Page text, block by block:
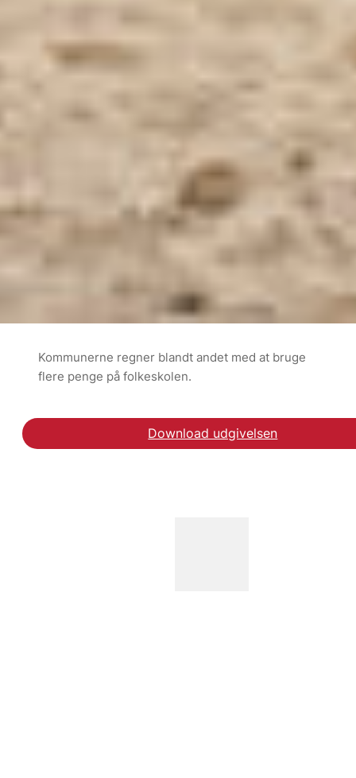
Kommunerne regner blandt andet med at bruge
flere penge på folkeskolen.
Download udgivelsen